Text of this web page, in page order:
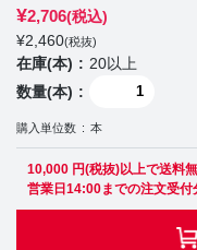
¥2,706(税込)
¥2,460(税抜)
在庫(本)
20以上
数量(本)
購入単位数 本
10,000 円(税抜)以上で送料
営業日14:00までの注文受付